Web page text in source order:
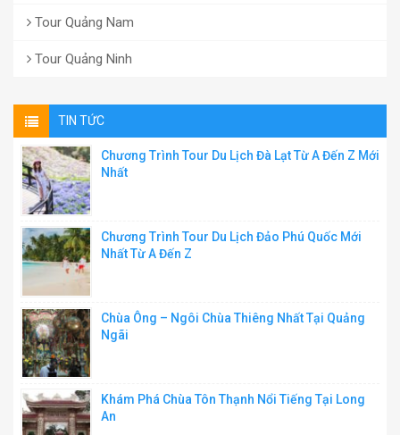
Tour Quảng Nam
Tour Quảng Ninh
TIN TỨC
Chương Trình Tour Du Lịch Đà Lạt Từ A Đến Z Mới
Nhất
Chương Trình Tour Du Lịch Đảo Phú Quốc Mới
Nhất Từ A Đến Z
Chùa Ông – Ngôi Chùa Thiêng Nhất Tại Quảng
Ngãi
Khám Phá Chùa Tôn Thạnh Nổi Tiếng Tại Long
An